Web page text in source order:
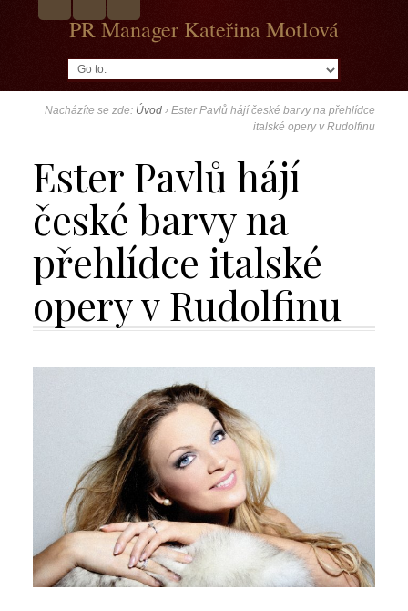
PR Manager Kateřina Motlová
Nacházíte se zde: Úvod ›Ester Pavlů hájí české barvy na přehlídce
italské opery v Rudolfinu
Ester Pavlů hájí
české barvy na
přehlídce italské
opery v Rudolfinu